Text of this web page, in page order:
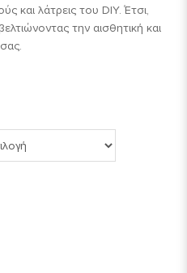
και λάτρεις του DIY. Έτσι,
την αισθητική και